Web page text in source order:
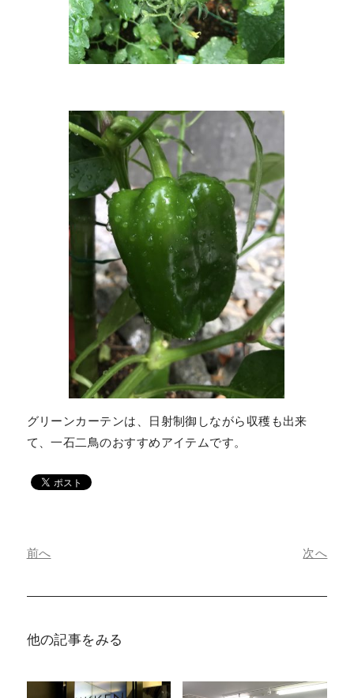
グリーンカーテンは、日射制御しながら収穫も出来
て、一石二鳥のおすすめアイテムです。
前へ 次へ
他の記事をみる